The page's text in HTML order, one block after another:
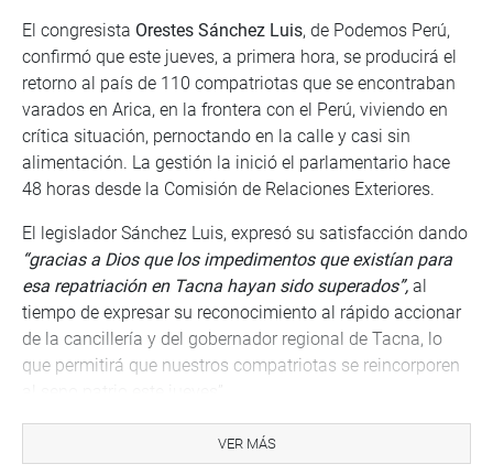
El congresista Orestes Sánchez Luis, de Podemos Perú,
confirmó que este jueves, a primera hora, se producirá el
retorno al país de 110 compatriotas que se encontraban
varados en Arica, en la frontera con el Perú, viviendo en
crítica situación, pernoctando en la calle y casi sin
alimentación. La gestión la inició el parlamentario hace
48 horas desde la Comisión de Relaciones Exteriores.
El legislador Sánchez Luis, expresó su satisfacción dando
“gracias a Dios que los impedimentos que existían para
esa repatriación en Tacna hayan sido superados”, al
tiempo de expresar su reconocimiento al rápido accionar
de la cancillería y del gobernador regional de Tacna, lo
que permitirá que nuestros compatriotas se reincorporen
Finalmente agradeció a la Comisión de Relaciones
Exteriores por haber apoyado en pleno su iniciativa.
VER MÁS